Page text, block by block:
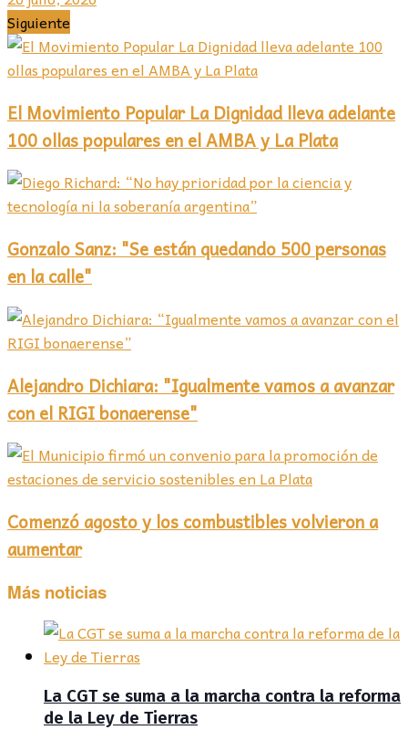
Siguiente
El Movimiento Popular La Dignidad lleva adelante
100 ollas populares en el AMBA y La Plata
Gonzalo Sanz: "Se están quedando 500 personas
en la calle"
Alejandro Dichiara: "Igualmente vamos a avanzar
con el RIGI bonaerense"
Comenzó agosto y los combustibles volvieron a
aumentar
Más noticias
La CGT se suma a la marcha contra la reforma
de la Ley de Tierras